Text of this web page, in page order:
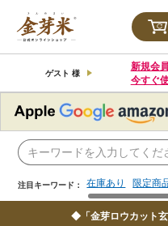
ゲスト 様
新規会
今すぐ
注目キーワード： 在庫あり 限定商
注目キーワード： 限定商品
◆「金芽ロウカット